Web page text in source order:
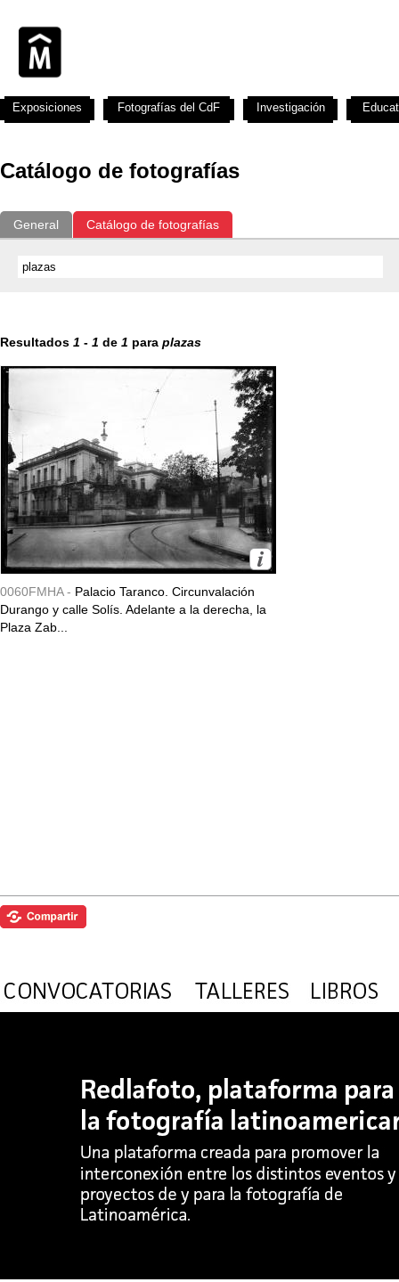
Catálogo de fotografías
General Catálogo de fotografías
Resultados 1 - 1 de 1 para plazas
0060FMHA - Palacio Taranco. Circunvalación
Durango y calle Solís. Adelante a la derecha, la
Plaza Zab...
Exposiciones Fotografías del CdF Investigación